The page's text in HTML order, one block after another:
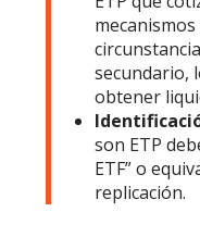
secundario,
obtener
son ETP
ETF” o
replicación.